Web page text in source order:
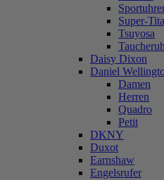
Super-
Tsuyosa
Daisy Dixon
Daniel
Damen
Herren
Quadro
Petit
DKNY
Duxot
Earnshaw
Engelsrufer